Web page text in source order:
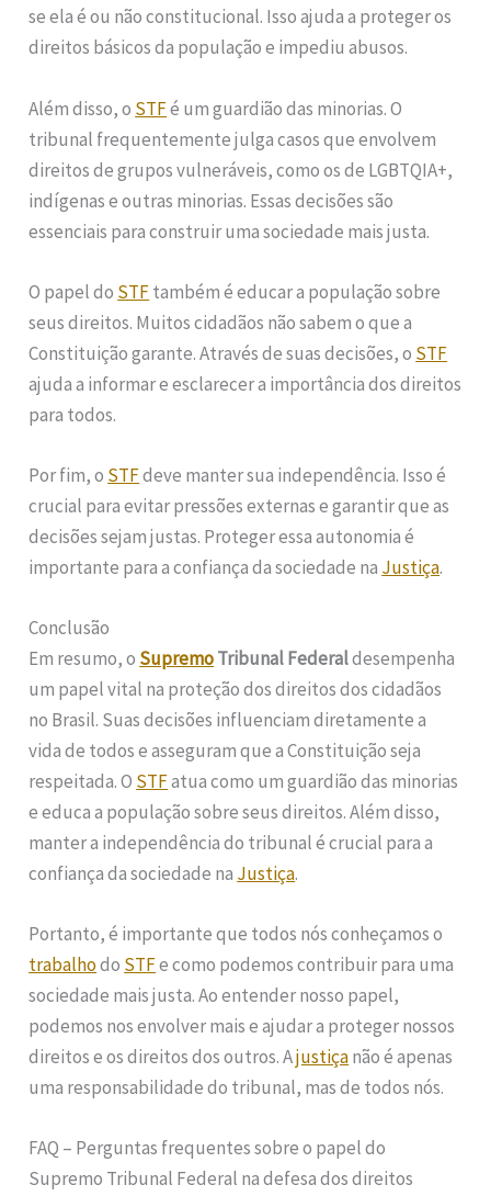
se ela é ou não constitucional. Isso ajuda a proteger os
direitos básicos da população e impediu abusos.
Além disso, o STFé um guardião das minorias. O
tribunal frequentemente julga casos que envolvem
direitos de grupos vulneráveis, como os de LGBTQIA+,
indígenas e outras minorias. Essas decisões são
essenciais para construir uma sociedade mais justa.
O papel do STFtambém é educar a população sobre
seus direitos. Muitos cidadãos não sabem o que a
Constituição garante. Através de suas decisões, o STF
ajuda a informar e esclarecer a importância dos direitos
para todos.
Por fim, o STFdeve manter sua independência. Isso é
crucial para evitar pressões externas e garantir que as
decisões sejam justas. Proteger essa autonomia é
importante para a confiança da sociedade na Justiça.
Conclusão
Em resumo, o SupremoTribunal Federaldesempenha
um papel vital na proteção dos direitos dos cidadãos
no Brasil. Suas decisões influenciam diretamente a
vida de todos e asseguram que a Constituição seja
respeitada. O STFatua como um guardião das minorias
e educa a população sobre seus direitos. Além disso,
manter a independência do tribunal é crucial para a
confiança da sociedade na Justiça.
Portanto, é importante que todos nós conheçamos o
trabalhodo STFe como podemos contribuir para uma
sociedade mais justa. Ao entender nosso papel,
podemos nos envolver mais e ajudar a proteger nossos
direitos e os direitos dos outros. Ajustiçanão é apenas
uma responsabilidade do tribunal, mas de todos nós.
FAQ – Perguntas frequentes sobre o papel do
Supremo Tribunal Federal na defesa dos direitos